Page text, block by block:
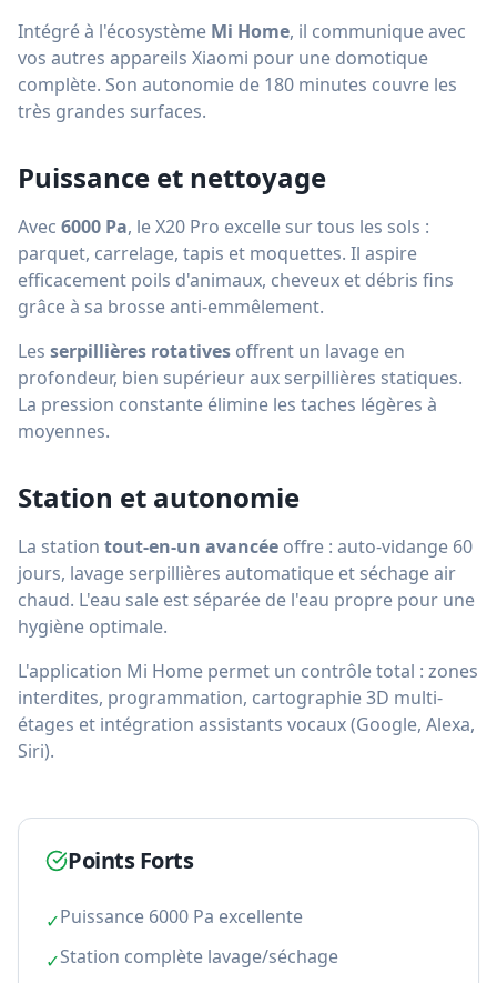
Intégré à l'écosystème Mi Home, il communique avec
vos autres appareils Xiaomi pour une domotique
complète. Son autonomie de 180 minutes couvre les
très grandes surfaces.
Puissance et nettoyage
Avec 6000 Pa, le X20 Pro excelle sur tous les sols :
parquet, carrelage, tapis et moquettes. Il aspire
efficacement poils d'animaux, cheveux et débris fins
grâce à sa brosse anti-emmêlement.
Les serpillières rotatives offrent un lavage en
profondeur, bien supérieur aux serpillières statiques.
La pression constante élimine les taches légères à
moyennes.
Station et autonomie
La station tout-en-un avancée offre : auto-vidange 60
jours, lavage serpillières automatique et séchage air
chaud. L'eau sale est séparée de l'eau propre pour une
hygiène optimale.
L'application Mi Home permet un contrôle total : zones
interdites, programmation, cartographie 3D multi-
étages et intégration assistants vocaux (Google, Alexa,
Siri).
Points Forts
✓Puissance 6000 Pa excellente
✓Station complète lavage/séchage